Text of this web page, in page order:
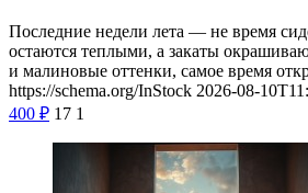
Последние недели лета — не время
остаются теплыми, а закаты
и малиновые оттенки, самое время
https://schema.org/InStock 2026-08-
400 ₽ 17 1